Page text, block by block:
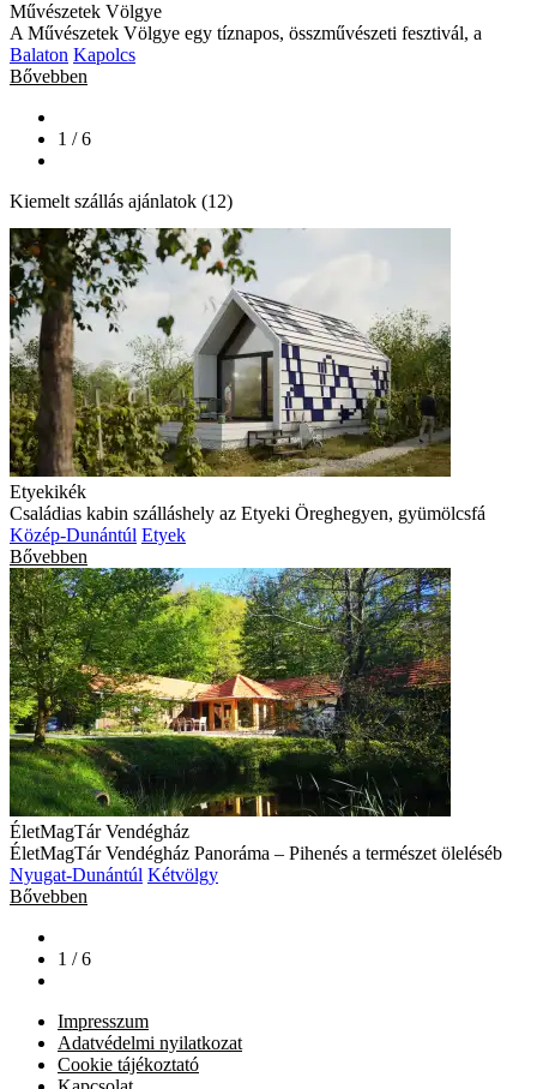
Művészetek Völgye
A Művészetek Völgye egy tíznapos, összművészeti fesztivál, a
Balaton Kapolcs
Bővebben
1 / 6
Kiemelt szállás ajánlatok (12)
Etyekikék
Családias kabin szálláshely az Etyeki Öreghegyen, gyümölcsfá
Közép-Dunántúl Etyek
Bővebben
ÉletMagTár Vendégház
ÉletMagTár Vendégház Panoráma – Pihenés a természet öleléséb
Nyugat-Dunántúl Kétvölgy
Bővebben
1 / 6
Impresszum
Adatvédelmi nyilatkozat
Cookie tájékoztató